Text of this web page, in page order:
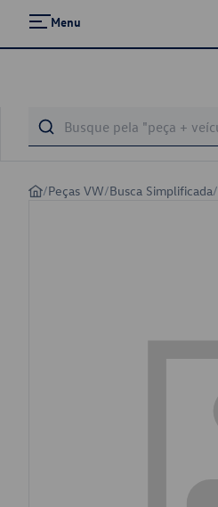
Menu
/Peças VW/Busca Simplificada/